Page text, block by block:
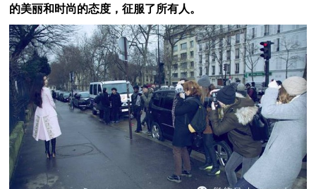
的美丽和时尚的态度，征服了所有人。